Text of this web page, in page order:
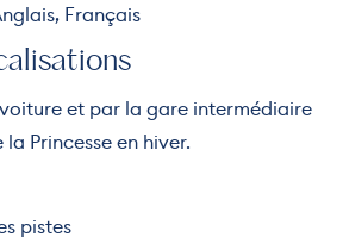
Français
et par la gare intermédiaire
Princesse en hiver.
pistes